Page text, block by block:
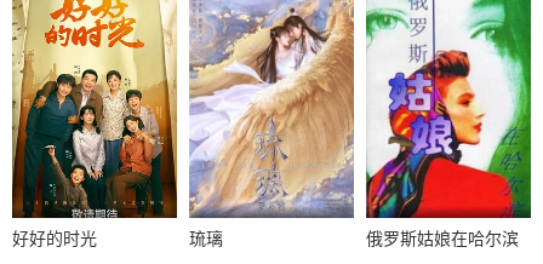
好好的时光 琉璃 俄罗斯姑娘在哈尔滨